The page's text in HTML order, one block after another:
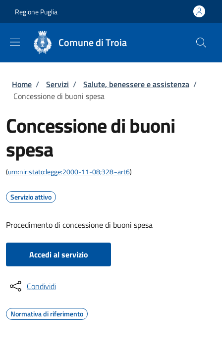
Regione Puglia
Comune di Troia
Briciole di pane
Home / Servizi / Salute, benessere e assistenza /
Concessione di buoni spesa
Concessione di buoni
spesa
(urn:nir:stato:legge:2000-11-08;328~art6)
Servizio attivo
Procedimento di concessione di buoni spesa
Accedi al servizio
Condividi
Normativa di riferimento